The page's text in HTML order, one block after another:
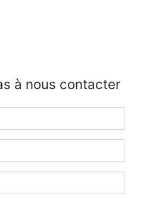
à nous contacter